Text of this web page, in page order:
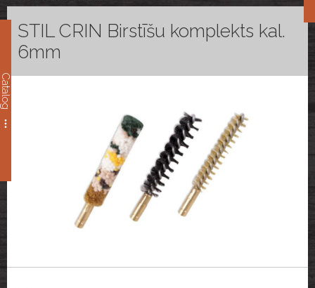
Catalog
STIL CRIN Birstīšu komplekts kal.
6mm